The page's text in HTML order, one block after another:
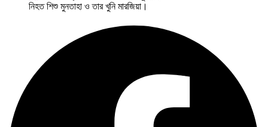
নিহত শিশু মুনতাহা ও তার খুনি মারজিয়া।